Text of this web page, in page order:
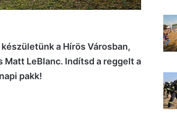
a Hírös Városban,
LeBlanc. Indítsd a reggelt a
pakk!